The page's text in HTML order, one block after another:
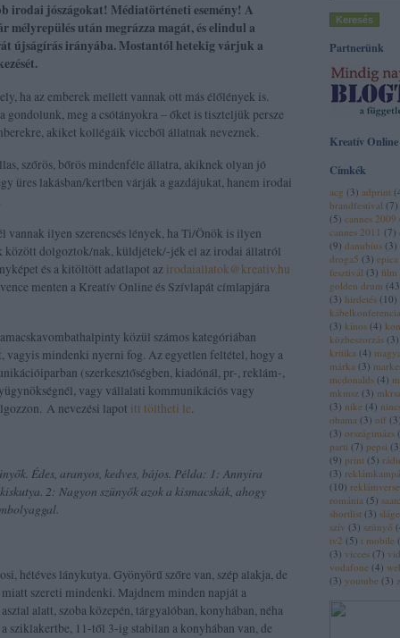
Partnerünk
Kreatív
Címkék
acg ( 3 ) adprint (
brandfestival ( 7 )
( 5 ) cannes 2009
cannes 2011 ( 7 )
(9 ) danubius ( 3 )
droga5 ( 3 ) epica
fesztivál ( 3 ) film
golden drum (43
( 3 ) hirdetés ( 10 )
kábelkonferencia
( 3 ) kínos (4 )
közbeszorzás ( 3 )
kritika (4 )
márka ( 3 )
mcdonalds (4 )
mkmsz ( 3 )
( 3 ) nike (4 )
obama ( 3 ) off ( 3
( 3 ) országimázs (
parti ( 7 ) pepsi ( 3
(9 ) print ( 5 )
( 3 )
( 10 )
románia ( 5 )
shortlist ( 3 )
szív ( 3 ) szünyő (
tv2 ( 5 ) t mobile (
( 3 ) vicces ( 7 )
vodafone (4 )
( 3 ) youtube ( 3 )
irodai jószágokat! Médiatörténeti esemény! A
mélyrepülés után megrázza magát, és elindul a
újságírás irányába. Mostantól hetekig várjuk a
ha az emberek mellett vannak ott más élőlények is.
gondolunk, meg a csótányokra – őket is tiszteljük persze
akiket kollégáik viccből állatnak neveznek.
szőrös, bőrös mindenféle állatra, akiknek olyan jó
üres lakásban/kertben várják a gazdájukat, hanem irodai
vannak ilyen szerencsés lények, ha Ti/Önök is ilyen
között dolgoztok/nak, küldjétek/-jék el az irodai állatról
és a kitöltött adatlapot az irodaiallatok@kreativ.hu
menten a Kreatív Online és Szívlapát címlapjára
közül számos kategóriában
vagyis mindenki nyerni fog. Az egyetlen feltétel, hogy a
(szerkesztőségben, kiadónál, pr-, reklám-,
vagy vállalati kommunikációs vagy
A nevezési lapot itt töltheti le.
Édes, aranyos, kedves, bájos. Példa: 1: Annyira
2: Nagyon szünyők azok a kismacskák, ahogy
hétéves lánykutya. Gyönyörű szőre van, szép alakja, de
miatt szereti mindenki. Majdnem minden napját a
alatt, szoba közepén, tárgyalóban, konyhában, néha
sziklakertbe, 11-től 3-ig stabilan a konyhában van, de